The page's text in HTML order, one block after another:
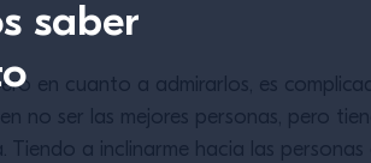
saber
en cuanto a admirarlos, es
no ser las mejores personas, pero
a inclinarme hacia las personas